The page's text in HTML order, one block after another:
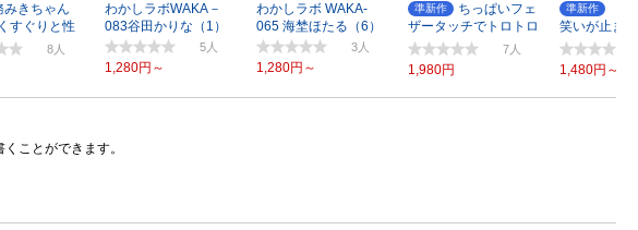
みきちゃん
すぐりと性
狂
8
わかしラボWAKA－
083谷田かりな（1）
5
1,280円～
わかしラボ WAKA-
065 海埜ほたる（6）
3
1,280円～
準新作
ちっぱいフェ
ザータッチでトロトロ
ツボは足裏
7
1,980円
準新作
笑いが止ま
のちゃん
1,480円～
ことができます。